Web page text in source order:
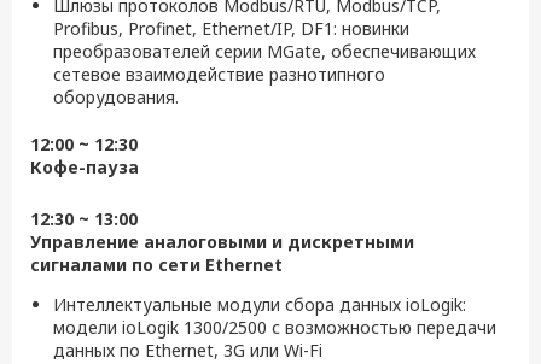
Шлюзы протоколов Modbus/RTU, Modbus/TCP,
Profibus, Profinet, Ethernet/IP, DF1: новинки
преобразователей серии MGate, обеспечивающих
сетевое взаимодействие разнотипного
оборудования.
12:00 ~ 12:30
Кофе-пауза
12:30 ~ 13:00
Управление аналоговыми и дискретными
сигналами по сети Ethernet
Интеллектуальные модули сбора данных ioLogik:
модели ioLogik 1300/2500 с возможностью передачи
данных по Ethernet, 3G или Wi-Fi